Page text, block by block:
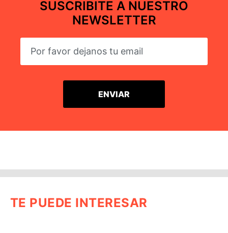
SUSCRIBITE A NUESTRO
NEWSLETTER
TE PUEDE INTERESAR